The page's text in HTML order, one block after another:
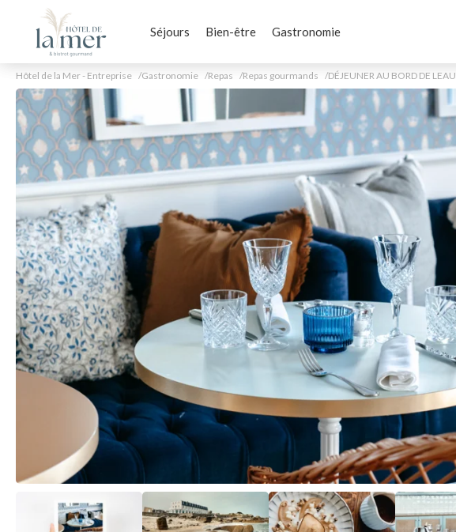
Séjours Bien-être Gastronomie
Hôtel de la Mer - Entreprise Gastronomie Repas Repas gourmands DÉJEUNER AU BORD DE LEAU